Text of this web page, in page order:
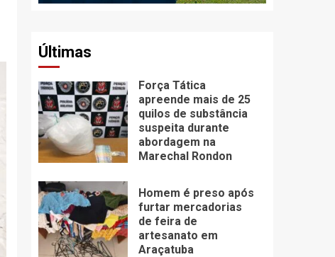
Últimas
Força Tática
apreende mais de 25
quilos de substância
suspeita durante
abordagem na
Marechal Rondon
Homem é preso após
furtar mercadorias
de feira de
artesanato em
Araçatuba